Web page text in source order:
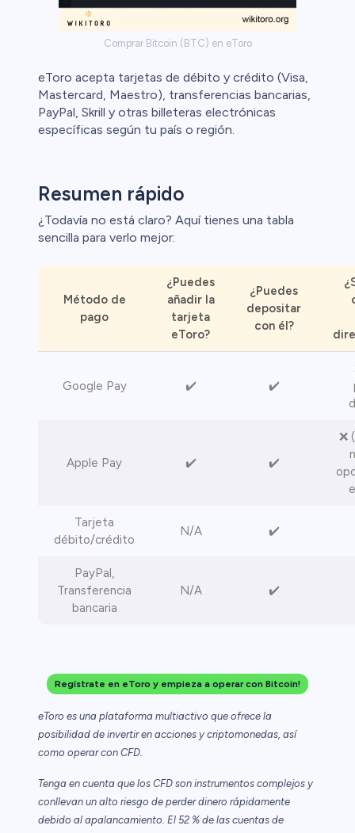
Comprar Bitcoin (BTC) en eToro
eToro acepta tarjetas de débito y crédito (Visa,
Mastercard, Maestro), transferencias bancarias,
PayPal, Skrill y otras billeteras electrónicas
específicas según tu país o región.
Resumen rápido
¿Todavía no está claro? Aquí tienes una tabla
sencilla para verlo mejor:
Método de
pago
¿Puedes
añadir la
tarjeta
eToro?
¿Puedes
depositar
con él?
Google Pay ✔️ ✔️
Apple Pay ✔️ ✔️
❌
Tarjeta
débito/crédito
N/A ✔️
PayPal,
Transferencia
bancaria
N/A ✔️
Regístrate en eToro y empieza a operar con Bitcoin!
eToro es una plataforma multiactivo que ofrece la
posibilidad de invertir en acciones y criptomonedas, así
como operar con CFD.
Tenga en cuenta que los CFD son instrumentos complejos y
conllevan un alto riesgo de perder dinero rápidamente
debido al apalancamiento. El 52 % de las cuentas de